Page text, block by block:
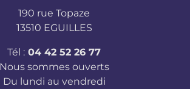
190 rue Topaze
13510 EGUILLES
Tél : 04 42 52 26 77
Nous sommes ouverts
Du lundi au vendredi